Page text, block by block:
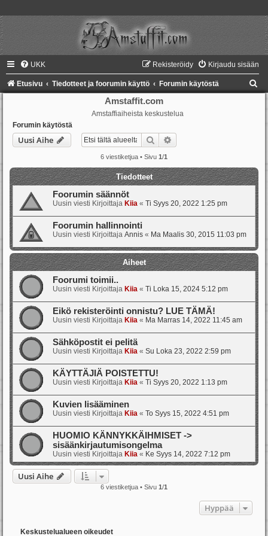
UKK Kirjaudu sisään
Rekisteröidy
Etusivu Tiedotteet ja foorumin käyttö Forumin käytöstä
Amstaffit.com
Amstaffiaiheista keskustelua
Forumin käytöstä
Uusi Aihe Etsi
6 viestiketjua • Sivu 1/1
Tiedotteet
Foorumin säännöt
Uusin viesti Kirjoittaja Kiia « Ti Syys 20, 2022 1:25 pm
Foorumin hallinnointi
Uusin viesti Kirjoittaja Annis « Ma Maalis 30, 2015 11:03 pm
Aiheet
Foorumi toimii..
Uusin viesti Kirjoittaja Kiia « Ti Loka 15, 2024 5:12 pm
Eikö rekisteröinti onnistu? LUE TÄMÄ!
Uusin viesti Kirjoittaja Kiia « Ma Marras 14, 2022 11:45 am
Sähköpostit ei pelitä
Uusin viesti Kirjoittaja Kiia « Su Loka 23, 2022 2:59 pm
KÄYTTÄJIÄ POISTETTU!
Uusin viesti Kirjoittaja Kiia « Ti Syys 20, 2022 1:13 pm
Kuvien lisääminen
Uusin viesti Kirjoittaja Kiia « To Syys 15, 2022 4:51 pm
HUOMIO KÄNNYKKÄIHMISET ->
sisäänkirjautumisongelma
Uusin viesti Kirjoittaja Kiia « Ke Syys 14, 2022 7:12 pm
Uusi Aihe
6 viestiketjua • Sivu 1/1
Hyppää
Keskustelualueen oikeudet